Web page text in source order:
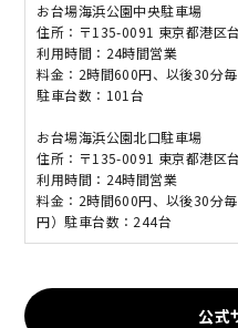
お台場海浜公園中央駐車場
住所：〒135-0091 東京都港区
利用時間：24時間営業
料金：2時間600円、以後30分
駐車台数：101台
お台場海浜公園北口駐車場
住所：〒135-0091 東京都港区
利用時間：24時間営業
料金：2時間600円、以後30分
円）駐車台数：244台
公式